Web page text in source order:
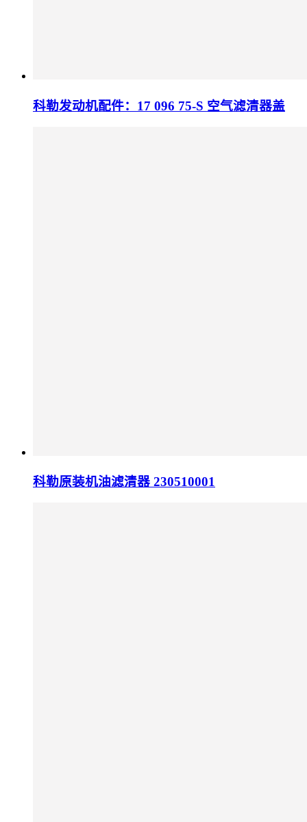
科勒发动机配件：17 096 75-S 空气滤清器盖
科勒原装机油滤清器 230510001